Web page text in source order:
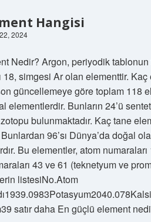
Hangisi
2024
Nedir? Argon, periyodik
18, simgesi Ar olan elementtir.
güncellemeye göre toplam 118
elementlerdir. Bunların 24’ü
bulunmaktadır. Kaç tane
96’sı Dünya’da doğal
Bu elementler, atom
43 ve 61 (teknetyum ve
listesiNo.Atom
satır daha En güçlü element